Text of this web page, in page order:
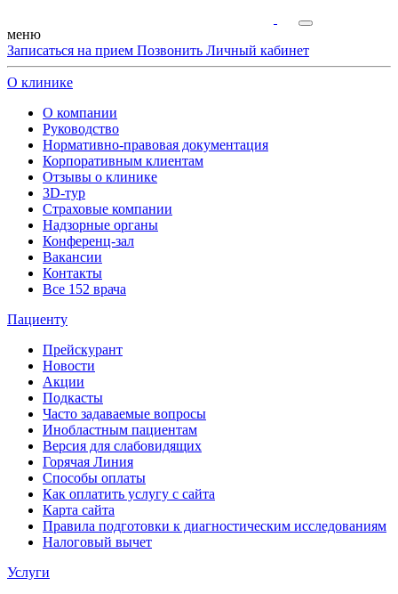
меню
Записаться на прием Позвонить Личный кабинет
О клинике
О компании
Руководство
Нормативно-правовая документация
Корпоративным клиентам
Отзывы о клинике
3D-тур
Страховые компании
Надзорные органы
Конференц-зал
Вакансии
Контакты
Все 152 врача
Пациенту
Прейскурант
Новости
Акции
Подкасты
Часто задаваемые вопросы
Инобластным пациентам
Версия для слабовидящих
Горячая Линия
Способы оплаты
Как оплатить услугу с сайта
Карта сайта
Правила подготовки к диагностическим исследованиям
Налоговый вычет
Услуги